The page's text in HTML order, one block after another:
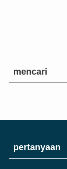
mencari
pertanyaan